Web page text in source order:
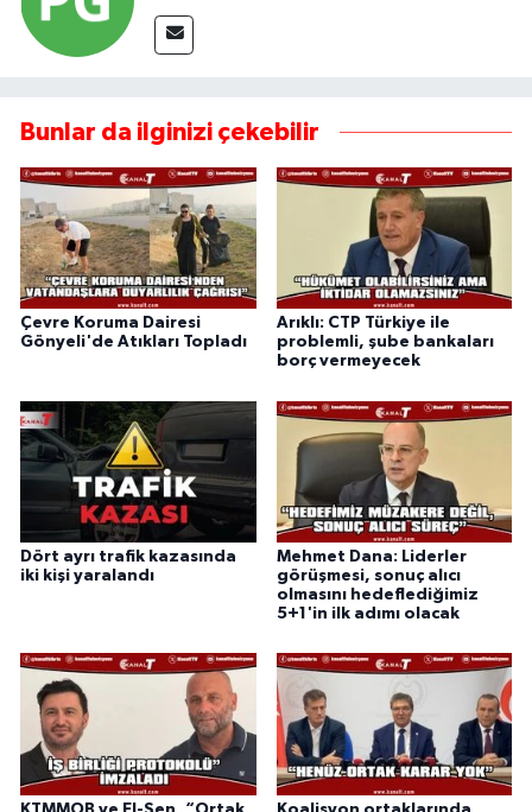
Bunlar da ilginizi çekebilir
Çevre Koruma Dairesi
Gönyeli'de Atıkları Topladı
Arıklı: CTP Türkiye ile
problemli, şube bankaları
borç vermeyecek
Dört ayrı trafik kazasında
iki kişi yaralandı
Mehmet Dana: Liderler
görüşmesi, sonuç alıcı
olmasını hedeflediğimiz
5+1'in ilk adımı olacak